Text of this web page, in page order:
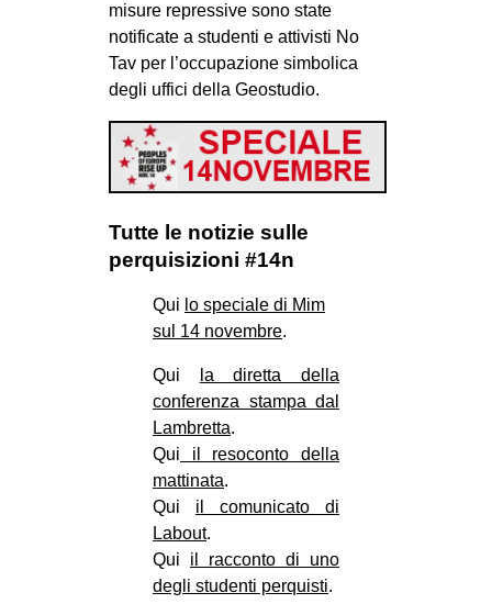
ESTREMO ORIENTE
EUROPA
MONDO
EVENTI
in
tw
bsky
misure repressive sono state
notificate a studenti e attivisti No
Tav per l’occupazione simbolica
degli uffici della Geostudio.
Tutte le notizie sulle
perquisizioni #14n
Qui lo speciale di Mim
sul 14 novembre.
Qui
la diretta della
conferenza stampa dal
Lambretta.
Qui il resoconto della
mattinata.
Qui il comunicato di
Labout.
Qui il racconto di uno
degli studenti perquisti.